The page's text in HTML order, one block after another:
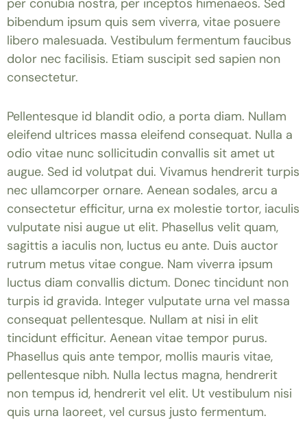
per conubia nostra, per inceptos himenaeos. Sed
bibendum ipsum quis sem viverra, vitae posuere
libero malesuada. Vestibulum fermentum faucibus
dolor nec facilisis. Etiam suscipit sed sapien non
consectetur.
Pellentesque id blandit odio, a porta diam. Nullam
eleifend ultrices massa eleifend consequat. Nulla a
odio vitae nunc sollicitudin convallis sit amet ut
augue. Sed id volutpat dui. Vivamus hendrerit turpis
nec ullamcorper ornare. Aenean sodales, arcu a
consectetur efficitur, urna ex molestie tortor, iaculis
vulputate nisi augue ut elit. Phasellus velit quam,
sagittis a iaculis non, luctus eu ante. Duis auctor
rutrum metus vitae congue. Nam viverra ipsum
luctus diam convallis dictum. Donec tincidunt non
turpis id gravida. Integer vulputate urna vel massa
consequat pellentesque. Nullam at nisi in elit
tincidunt efficitur. Aenean vitae tempor purus.
Phasellus quis ante tempor, mollis mauris vitae,
pellentesque nibh. Nulla lectus magna, hendrerit
non tempus id, hendrerit vel elit. Ut vestibulum nisi
quis urna laoreet, vel cursus justo fermentum.